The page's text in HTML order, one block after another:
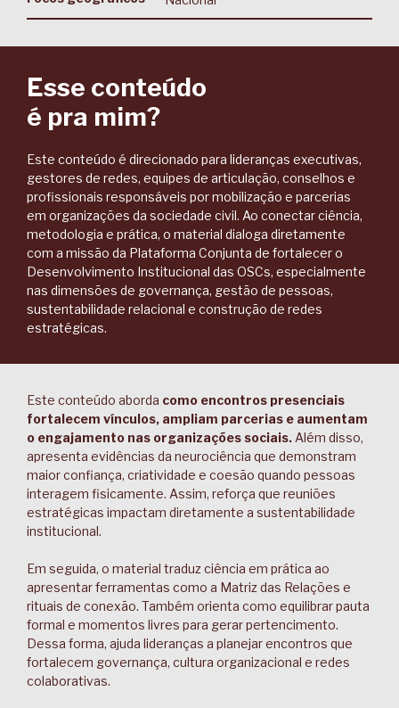
Esse conteúdo
é pra mim?
Este conteúdo é direcionado para lideranças executivas,
gestores de redes, equipes de articulação, conselhos e
profissionais responsáveis por mobilização e parcerias
em organizações da sociedade civil. Ao conectar ciência,
metodologia e prática, o material dialoga diretamente
com a missão da Plataforma Conjunta de fortalecer o
Desenvolvimento Institucional das OSCs, especialmente
nas dimensões de governança, gestão de pessoas,
sustentabilidade relacional e construção de redes
estratégicas.
Este conteúdo aborda como encontros presenciais
fortalecem vínculos, ampliam parcerias e aumentam
o engajamento nas organizações sociais. Além disso,
apresenta evidências da neurociência que demonstram
maior confiança, criatividade e coesão quando pessoas
interagem fisicamente. Assim, reforça que reuniões
estratégicas impactam diretamente a sustentabilidade
institucional.
Em seguida, o material traduz ciência em prática ao
apresentar ferramentas como a Matriz das Relações e
rituais de conexão. Também orienta como equilibrar pauta
formal e momentos livres para gerar pertencimento.
Dessa forma, ajuda lideranças a planejar encontros que
fortalecem governança, cultura organizacional e redes
colaborativas.